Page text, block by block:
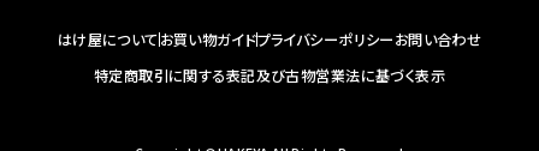
はけ屋についてお買い物ガイドプライバシーポリシーお問い合わせ
特定商取引に関する表記及び古物営業法に基づく表示